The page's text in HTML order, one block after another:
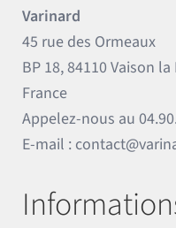
Varinard
45 rue des Ormeaux
BP 18, 84110 Vaison
France
Appelez-nous au
E-mail :